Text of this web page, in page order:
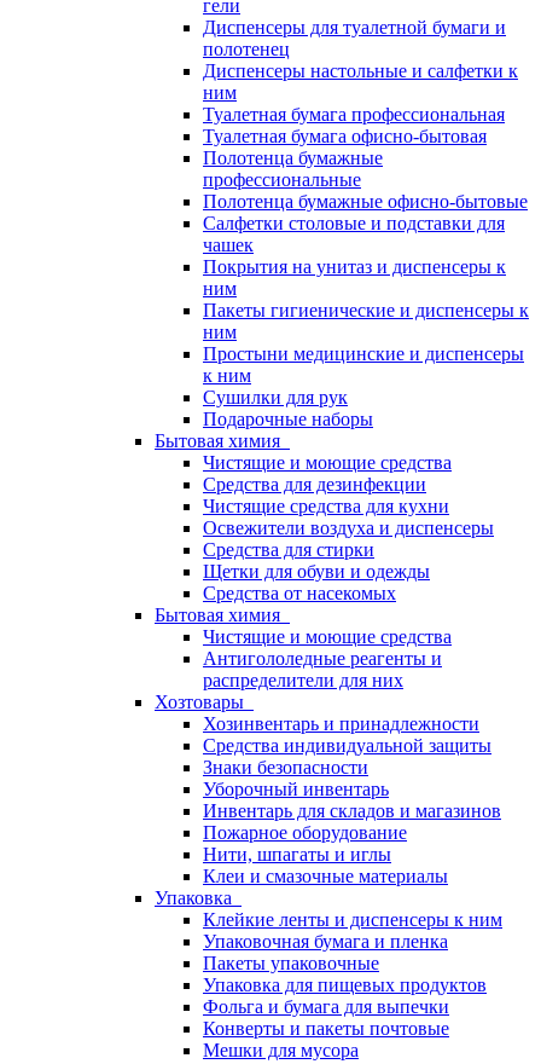
гели
Диспенсеры для туалетной бумаги и
полотенец
Диспенсеры настольные и салфетки к
ним
Туалетная бумага профессиональная
Туалетная бумага офисно-бытовая
Полотенца бумажные
профессиональные
Полотенца бумажные офисно-бытовые
Салфетки столовые и подставки для
чашек
Покрытия на унитаз и диспенсеры к
ним
Пакеты гигиенические и диспенсеры к
ним
Простыни медицинские и диспенсеры
к ним
Сушилки для рук
Подарочные наборы
Бытовая химия
Чистящие и моющие средства
Средства для дезинфекции
Чистящие средства для кухни
Освежители воздуха и диспенсеры
Средства для стирки
Щетки для обуви и одежды
Средства от насекомых
Бытовая химия
Чистящие и моющие средства
Антигололедные реагенты и
распределители для них
Хозтовары
Хозинвентарь и принадлежности
Средства индивидуальной защиты
Знаки безопасности
Уборочный инвентарь
Инвентарь для складов и магазинов
Пожарное оборудование
Нити, шпагаты и иглы
Клеи и смазочные материалы
Упаковка
Клейкие ленты и диспенсеры к ним
Упаковочная бумага и пленка
Пакеты упаковочные
Упаковка для пищевых продуктов
Фольга и бумага для выпечки
Конверты и пакеты почтовые
Мешки для мусора